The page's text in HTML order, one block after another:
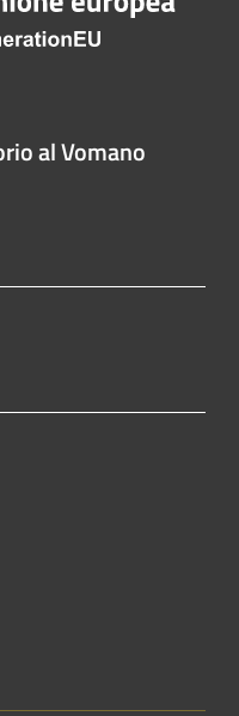
al Vomano